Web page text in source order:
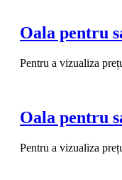
Oala pentru
Pentru a vizualiza
Oala pentru
Pentru a vizualiza